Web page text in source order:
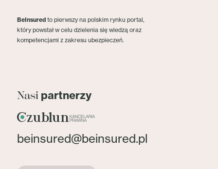
BeInsured to pierwszy na polskim rynku portal,
który powstał w celu dzielenia się wiedzą oraz
kompetencjami z zakresu ubezpieczeń.
Nasi partnerzy
beinsured@beinsured.pl